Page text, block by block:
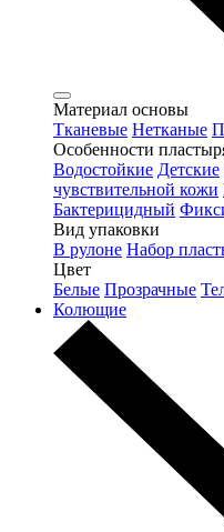
Материал основы
Тканевые Нетканые
Особенности
Водостойкие Детские
чувствительной кожи
Бактерицидный
Вид упаковки
В рулоне Набор
Цвет
Белые Прозрачные
Колющие